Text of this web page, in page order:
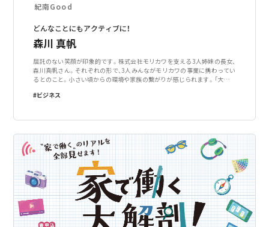
紀南Good
どんなことにもアクティブに！
森川 真帆
屈託のない笑顔が印象的です。株式会社モリカワを支える3人姉妹の長女、
森川真帆さん。それぞれの形で、3人みんながモリカワの事業に携わってい
るとのこと。小さい頃からの環境や家族の繋がりが感じられます。「大学は
店が多かったかな。コールセン
ビジネス